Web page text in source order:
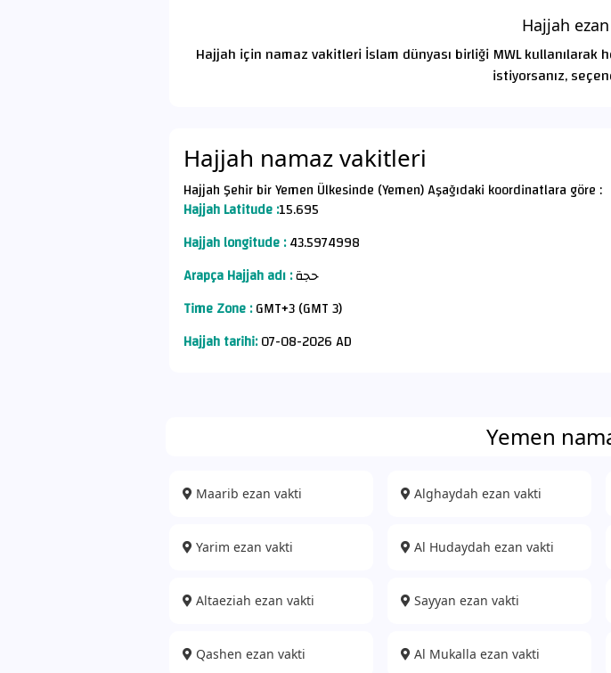
Hajjah
Hajjah için namaz vakitleri İslam dünyası birliği MWL
istiyorsanız,
Hajjah namaz vakitleri
Hajjah Şehir bir Yemen Ülkesinde (Yemen) Aşağıdaki koordinatlara göre :
Hajjah Latitude :15.695
Hajjah longitude :43.5974998
Arapça Hajjah adı :حجة
Time Zone :GMT+3 (GMT 3)
Hajjah tarihi:07-08-2026 AD
Yemen
Maarib ezan vakti Alghaydah ezan vakti
Yarim ezan vakti Al Hudaydah ezan vakti
Altaeziah ezan vakti Sayyan ezan vakti
Qashen ezan vakti Al Mukalla ezan vakti